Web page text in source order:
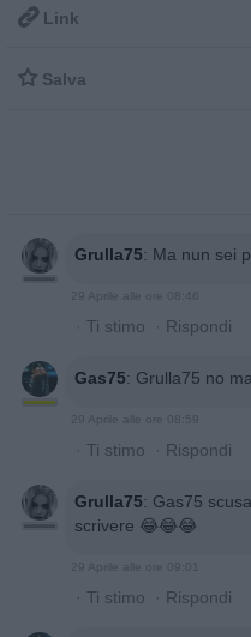
 Link
 Salva
Grulla75: Ma nun sei
29 Aprile alle ore 08:46
· Ti stimo · Rispondi
Gas75: Grulla75 no
29 Aprile alle ore 08:59
· Ti stimo · Rispondi
Grulla75: Gas75
scrivere 😂😂😂
29 Aprile alle ore 09:01
· Ti stimo · Rispondi